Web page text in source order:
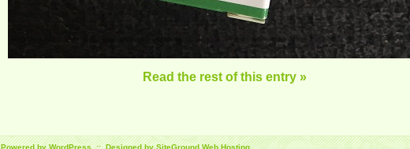
Read the rest of this entry »
Powered byWordPress.::. Designed by SiteGroundWeb Hosting